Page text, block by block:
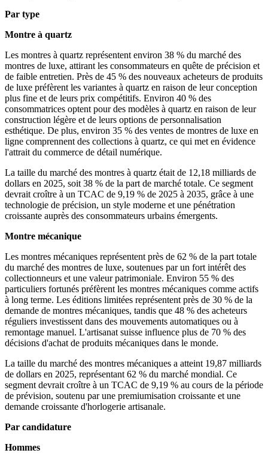
Par type
Montre à quartz
Les montres à quartz représentent environ 38 % du marché des
montres de luxe, attirant les consommateurs en quête de précision et
de faible entretien. Près de 45 % des nouveaux acheteurs de produits
de luxe préfèrent les variantes à quartz en raison de leur conception
plus fine et de leurs prix compétitifs. Environ 40 % des
consommatrices optent pour des modèles à quartz en raison de leur
construction légère et de leurs options de personnalisation
esthétique. De plus, environ 35 % des ventes de montres de luxe en
ligne comprennent des collections à quartz, ce qui met en évidence
l'attrait du commerce de détail numérique.
La taille du marché des montres à quartz était de 12,18 milliards de
dollars en 2025, soit 38 % de la part de marché totale. Ce segment
devrait croître à un TCAC de 9,19 % de 2025 à 2035, grâce à une
technologie de précision, un style moderne et une pénétration
croissante auprès des consommateurs urbains émergents.
Montre mécanique
Les montres mécaniques représentent près de 62 % de la part totale
du marché des montres de luxe, soutenues par un fort intérêt des
collectionneurs et une valeur patrimoniale. Environ 55 % des
particuliers fortunés préfèrent les montres mécaniques comme actifs
à long terme. Les éditions limitées représentent près de 30 % de la
demande de montres mécaniques, tandis que 48 % des acheteurs
réguliers investissent dans des mouvements automatiques ou à
remontage manuel. L'artisanat suisse influence plus de 70 % des
décisions d'achat de produits mécaniques dans le monde.
La taille du marché des montres mécaniques a atteint 19,87 milliards
de dollars en 2025, représentant 62 % du marché mondial. Ce
segment devrait croître à un TCAC de 9,19 % au cours de la période
de prévision, soutenu par une premiumisation croissante et une
demande croissante d'horlogerie artisanale.
Par candidature
Hommes